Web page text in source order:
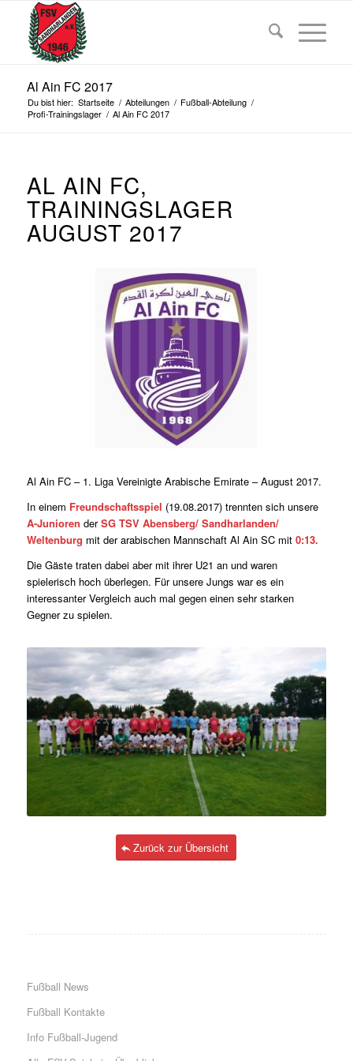
Al Ain FC 2017
Du bist hier: Startseite / Abteilungen / Fußball-Abteilung /
Profi-Trainingslager / Al Ain FC 2017
AL AIN FC,
TRAININGSLAGER
AUGUST 2017
Al Ain FC – 1. Liga Vereinigte Arabische Emirate – August 2017.
In einem Freundschaftsspiel (19.08.2017) trennten sich unsere
A-Junioren derSG TSV Abensberg/ Sandharlanden/
Weltenburg mit der arabischen Mannschaft Al Ain SC mit 0:13.
Die Gäste traten dabei aber mit ihrer U21 an und waren
spielerisch hoch überlegen. Für unsere Jungs war es ein
interessanter Vergleich auch mal gegen einen sehr starken
Gegner zu spielen.
Zurück zur Übersicht
Fußball News
Fußball Kontakte
Info Fußball-Jugend